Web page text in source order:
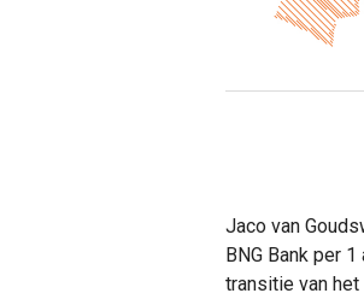
Jaco van
BNG Bank per
transitie van